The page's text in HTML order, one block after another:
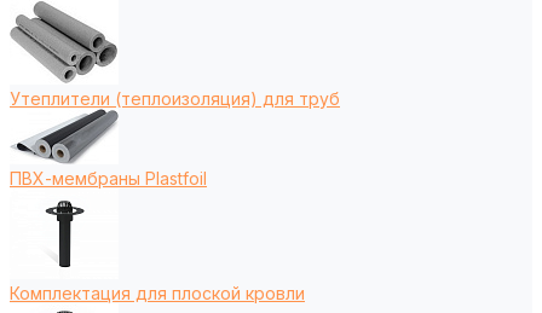
Утеплители (теплоизоляция) для труб
ПВХ-мембраны Plastfoil
Комплектация для плоской кровли